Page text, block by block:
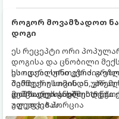
როგორ მოვამზადოთ
დოგი
ეს რეცეპტი ორი
დოგისა და ცნობილი
საოცარი სინთეზია.
შემწვარი სიმინდი,
და ცხარე სანელებლები
აფეთქებას.
ეს იდეალური კერძია
ბარბექიუსთვის ან
გემრიელი ვახშმისთვის.
მომზადების დრო: 15
ულუფა: 8 პორცია